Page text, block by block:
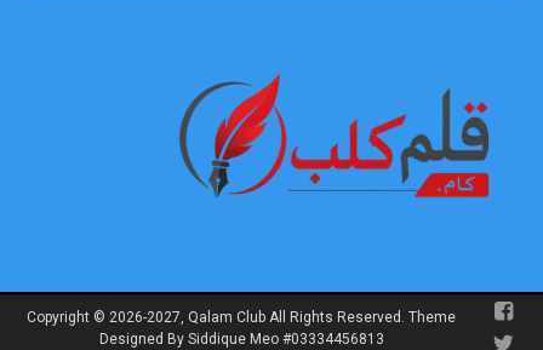
Copyright © 2026-2027, Qalam Club All Rights Reserved. Theme
Designed By Siddique Meo #03334456813